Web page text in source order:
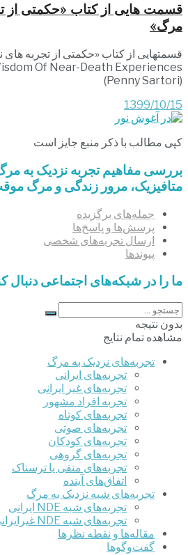
قسمت هایی از کتاب «حکمتی از
مرگ»
(Penny Sartori)
1399/10/15
کپی مطالب با ذکر منبع جایز است
بررسی مفاهیم تجربه‌ نزدیک به
متافیزیک، مرور زندگی و مرگ
جمله‌های برگزیده
پرسش‌ها و پاسخ‌ها
ارسال تجربه‌های شخصی
پیوندها
ما را در شبکه‌های اجتماعی دنبال
بدون نتیجه
مشاهده تمام نتایج
تجربه‌های نزدیک به مرگ
تجربه‌های ایرانی
تجربه‌های غیر ایرانی
تجربه افراد مشهور
تجربه‌های کوتاه
تجربه‌های صوتی
تجربه‌های کودکان
تجربه‌های گروهی
‌تجربه‌های منفی یا ترسناک
اتفاق‌های آینده
تجربه‌های شبه نزدیک به مرگ
تجربه‌های شبه NDE ایرانی
تجربه‌های شبه NDE غیرایرانی
مقاله‌ها و نقطه نظرها
گفت‌وگوها